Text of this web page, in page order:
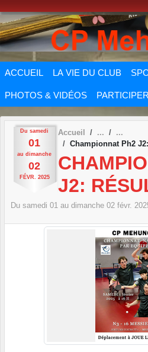
ACCUEIL LA VIE DU CLUB
PHOTOS & VIDÉOS PARTICIPER
Du samedi
01
au dimanche
02
FÉVR. 2025
Accueil
Championnat Ph2
J2:
Du samedi 01 au dimanche 02 févr.